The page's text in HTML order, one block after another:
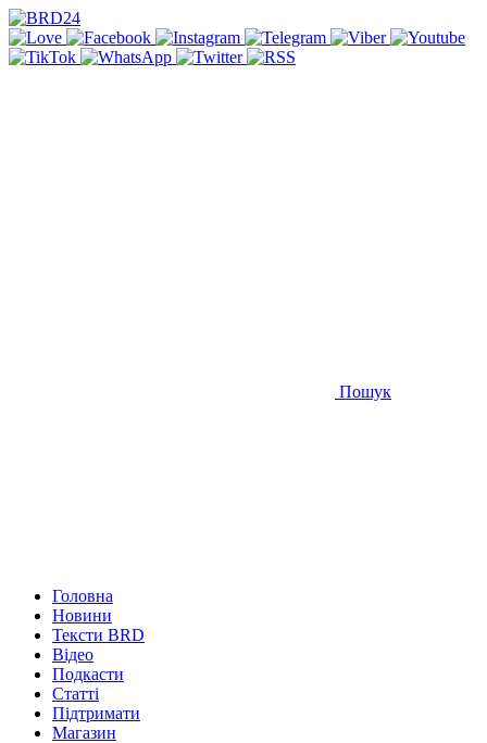
Пошук
Головна
Новини
Тексти BRD
Відео
Подкасти
Статті
Підтримати
Магазин